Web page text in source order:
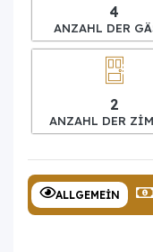
4
ANZAHL DER
2
ANZAHL DER
ALLGEMEIN